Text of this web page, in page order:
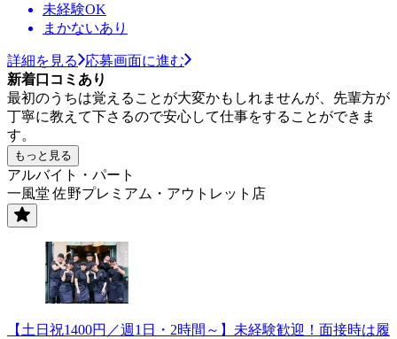
未経験OK
まかないあり
詳細を見る
応募画面に進む
新着口コミあり
最初のうちは覚えることが大変かもしれませんが、先輩方が
丁寧に教えて下さるので安心して仕事をすることができま
す。
もっと見る
アルバイト・パート
一風堂 佐野プレミアム・アウトレット店
【土日祝1400円／週1日・2時間～】未経験歓迎！面接時は履